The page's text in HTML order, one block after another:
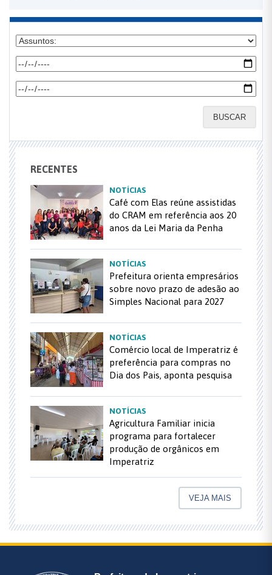
BUSCAR
RECENTES
NOTÍCIAS
Café com Elas reúne assistidas
do CRAM em referência aos 20
anos da Lei Maria da Penha
NOTÍCIAS
Prefeitura orienta empresários
sobre novo prazo de adesão ao
Simples Nacional para 2027
NOTÍCIAS
Comércio local de Imperatriz é
preferência para compras no
Dia dos Pais, aponta pesquisa
NOTÍCIAS
Agricultura Familiar inicia
programa para fortalecer
produção de orgânicos em
Imperatriz
VEJA MAIS